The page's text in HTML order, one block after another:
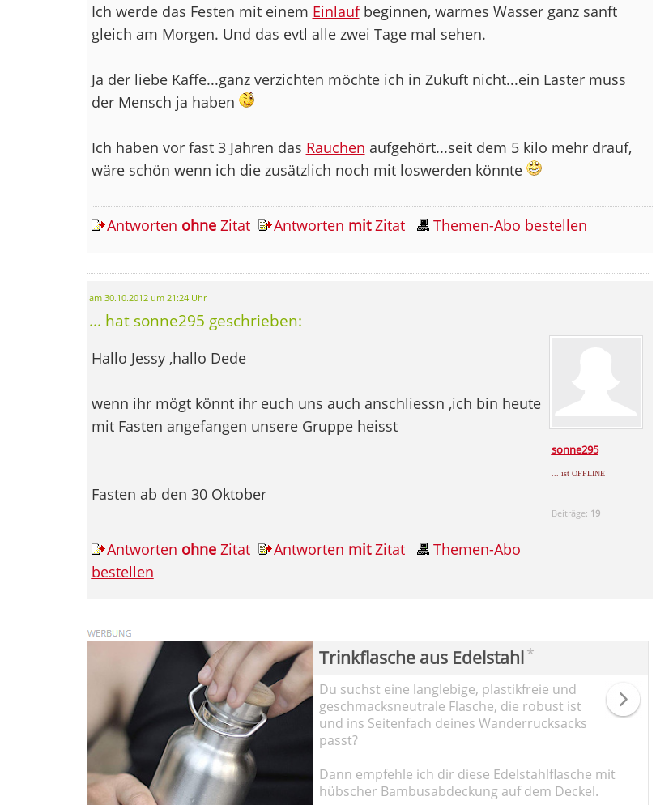
Ich werde das Festen mit einem Einlaufbeginnen, warmes Wasser ganz sanft
gleich am Morgen. Und das evtl alle zwei Tage mal sehen.
Ja der liebe Kaffe...ganz verzichten möchte ich in Zukuft nicht...ein Laster muss
der Mensch ja haben
Ich haben vor fast 3 Jahren das Rauchen aufgehört...seit dem 5 kilo mehr drauf,
wäre schön wenn ich die zusätzlich noch mit loswerden könnte
Antworten ohneZitat Antworten mitZitat Themen-Abo bestellen
am 30.10.2012 um 21:24 Uhr
... hat sonne295 geschrieben:
sonne295
... ist OFFLINE
Beiträge: 19
Hallo Jessy ,hallo Dede
wenn ihr mögt könnt ihr euch uns auch anschliessn ,ich bin heute
mit Fasten angefangen unsere Gruppe heisst
Fasten ab den 30 Oktober
Antworten ohneZitat Antworten mitZitat
Themen-Abo
bestellen
Trinkflasche aus Edelstahl*
Du suchst eine langlebige, plastikfreie und
geschmacksneutrale Flasche, die robust ist
und ins Seitenfach deines Wanderrucksacks
passt?
Dann empfehle ich dir diese Edelstahlflasche mit
hübscher Bambusabdeckung auf dem Deckel.